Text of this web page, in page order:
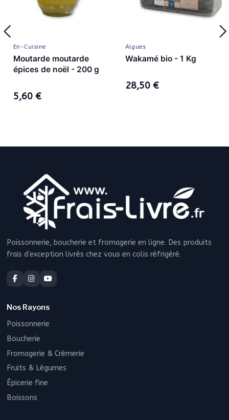
En-Cuisine
Moutarde moutarde
épices de noël - 200 g
5,60 €
Algues
Wakamé bio - 1 Kg
28,50 €
Poissonnerie, boucherie et fromagerie en ligne. Des produits
frais d'exception livrés chez vous en colis réfrigéré.
Nos Rayons
Poissonnerie
Boucherie
Fromagerie & Crémerie
Fruits & Légumes
Épicerie fine
Boissons